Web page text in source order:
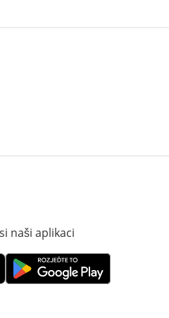
naši aplikaci
Otevře v novém okně